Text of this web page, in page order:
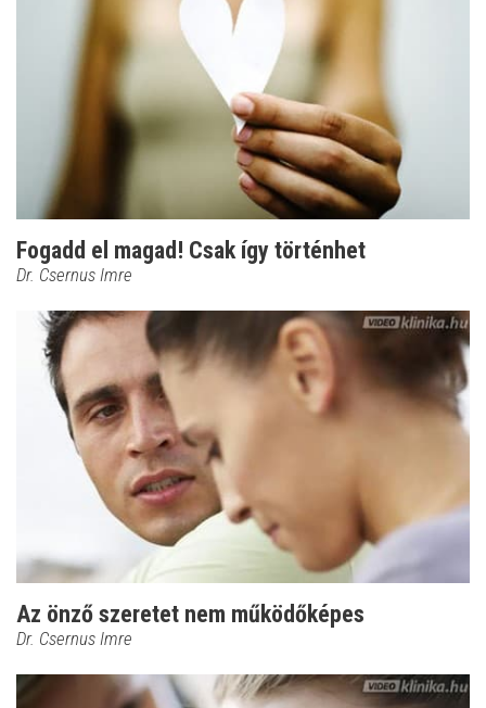
Fogadd el magad! Csak így történhet
Dr. Csernus Imre
Az önző szeretet nem működőképes
Dr. Csernus Imre